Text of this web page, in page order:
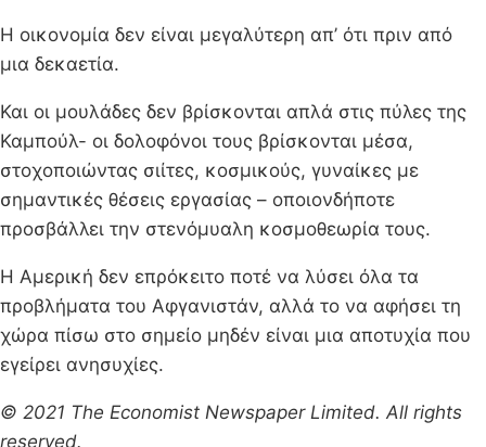
Η οικονομία δεν είναι μεγαλύτερη απ’ ότι πριν από
μια δεκαετία.
Και οι μουλάδες δεν βρίσκονται απλά στις πύλες της
Καμπούλ- οι δολοφόνοι τους βρίσκονται μέσα,
στοχοποιώντας σιίτες, κοσμικούς, γυναίκες με
σημαντικές θέσεις εργασίας – οποιονδήποτε
προσβάλλει την στενόμυαλη κοσμοθεωρία τους.
Η Αμερική δεν επρόκειτο ποτέ να λύσει όλα τα
προβλήματα του Αφγανιστάν, αλλά το να αφήσει τη
χώρα πίσω στο σημείο μηδέν είναι μια αποτυχία που
εγείρει ανησυχίες.
© 2021 The Economist Newspaper Limited. All rights
reserved.